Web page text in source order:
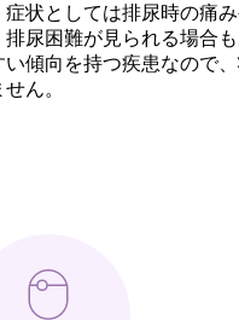
症状としては排尿時の痛
排尿困難が見られる場合
い傾向を持つ疾患なので
ん。